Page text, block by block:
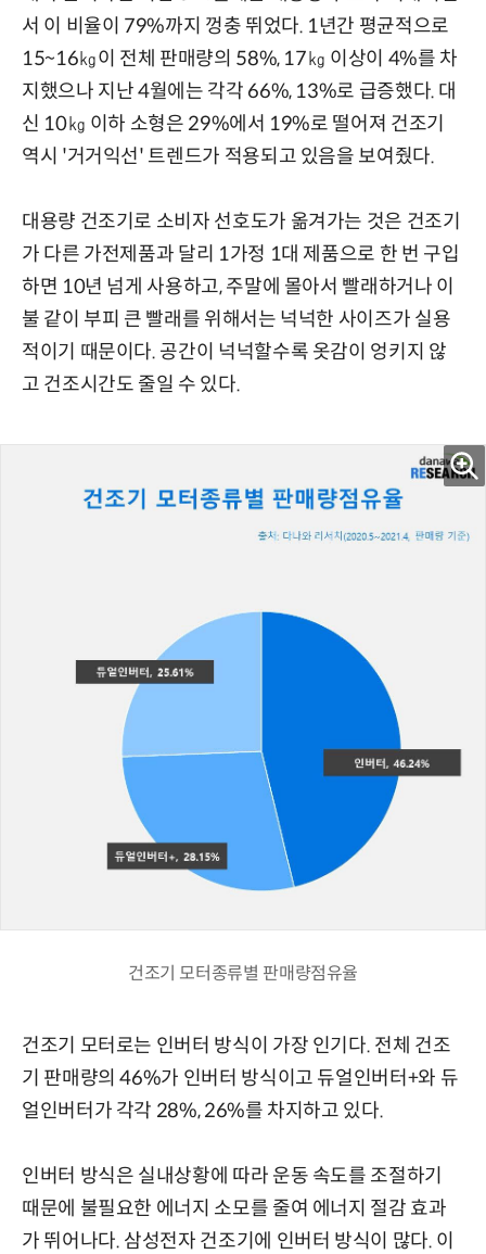
서 이 비율이 79%까지 껑충 뛰었다. 1년간 평균적으로
15~16㎏이 전체 판매량의 58%, 17㎏ 이상이 4%를 차
지했으나 지난 4월에는 각각 66%, 13%로 급증했다. 대
신 10㎏ 이하 소형은 29%에서 19%로 떨어져 건조기
역시 '거거익선' 트렌드가 적용되고 있음을 보여줬다.
대용량 건조기로 소비자 선호도가 옮겨가는 것은 건조기
가 다른 가전제품과 달리 1가정 1대 제품으로 한 번 구입
하면 10년 넘게 사용하고, 주말에 몰아서 빨래하거나 이
불 같이 부피 큰 빨래를 위해서는 넉넉한 사이즈가 실용
적이기 때문이다. 공간이 넉넉할수록 옷감이 엉키지 않
고 건조시간도 줄일 수 있다.
건조기 모터종류별 판매량점유율
건조기 모터로는 인버터 방식이 가장 인기다. 전체 건조
기 판매량의 46%가 인버터 방식이고 듀얼인버터+와 듀
얼인버터가 각각 28%, 26%를 차지하고 있다.
인버터 방식은 실내상황에 따라 운동 속도를 조절하기
때문에 불필요한 에너지 소모를 줄여 에너지 절감 효과
가 뛰어나다. 삼성전자 건조기에 인버터 방식이 많다. 이